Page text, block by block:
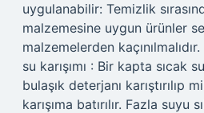
uygulanabilir: Temizlik
malzemesine uygun ürünler
malzemelerden
su karışımı : Bir kapta sıcak
bulaşık deterjanı karıştırılıp
karışıma batırılır. Fazla suyu